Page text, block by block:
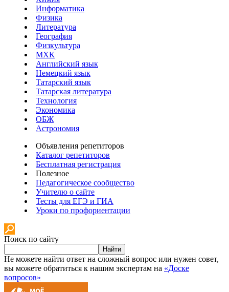
Информатика
Физика
Литература
География
Физкультура
МХК
Английский язык
Немецкий язык
Татарский язык
Татарская литература
Технология
Экономика
ОБЖ
Астрономия
Объявления репетиторов
Каталог репетиторов
Бесплатная регистрация
Полезное
Педагогическое сообщество
Учителю о сайте
Тесты для ЕГЭ и ГИА
Уроки по профориентации
Поиск по сайту
Найти
Не можете найти ответ на сложный вопрос или нужен совет,
вы можете обратиться к нашим экспертам на «Доске
вопросов»